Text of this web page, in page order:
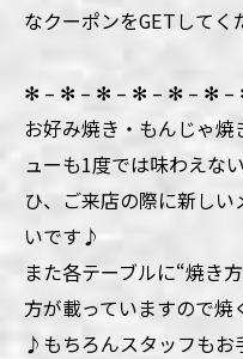
なクーポンをGETして
✻ – ✻ – ✻ – ✻ – ✻ – ✻
お好み焼き・もんじゃ
ューも1度では味わえな
ひ、ご来店の際に新し
いです♪
また各テーブルに“焼き
方が載っていますので
♪もちろんスタッフもお